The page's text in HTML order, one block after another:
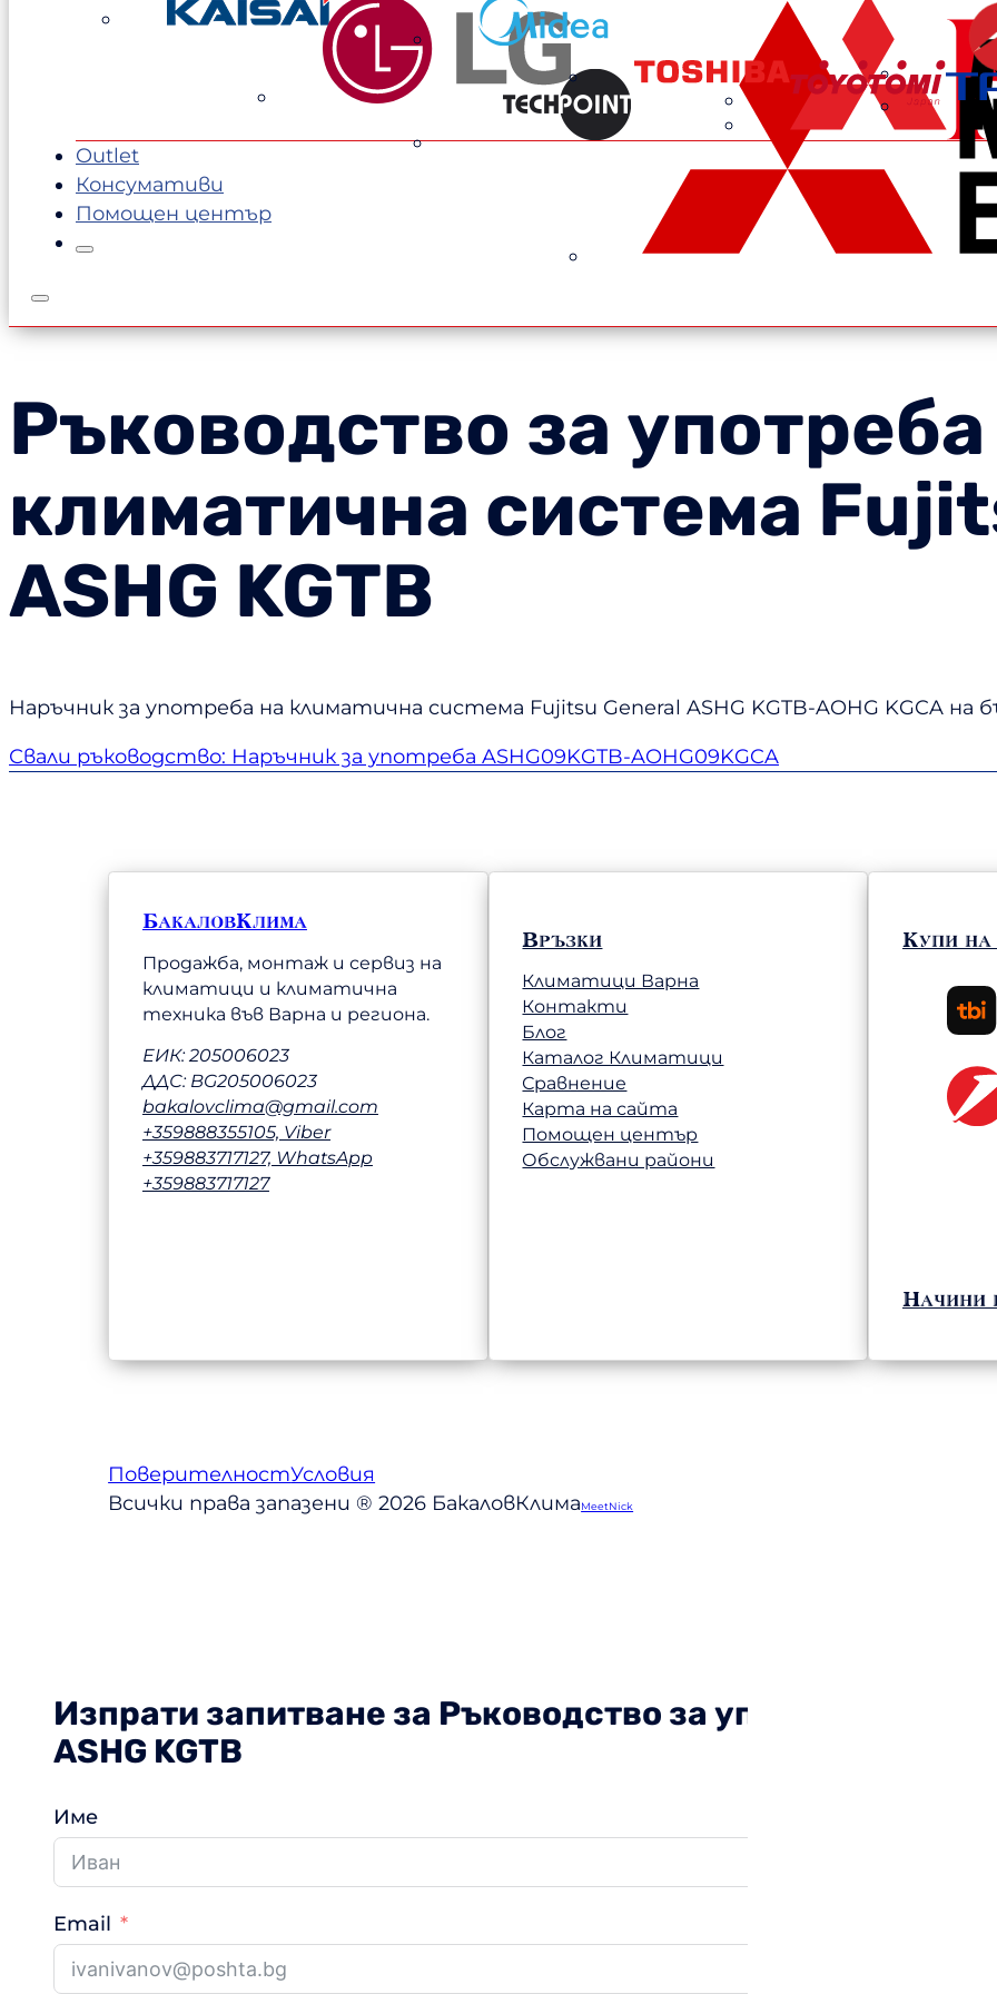
750,00 €.
720,00 €.
Outlet
Консумативи
Помощен център
Ръководство за
климатична система
ASHG KGTB
Наръчник за употреба на климатична система Fujitsu General ASHG KGTB-AOHG KGCA на
Свали ръководство: Наръчник за употреба ASHG09KGTB-AOHG09KGCA
БакаловКлима
Продажба, монтаж и сервиз на
климатици и климатична
техника във Варна и региона.
ЕИК: 205006023
ДДС: BG205006023
bakalovclima@gmail.com
+359888355105, Viber
+359883717127, WhatsApp
+359883717127
Връзки
Климатици Варна
Контакти
Блог
Каталог Климатици
Сравнение
Карта на сайта
Помощен център
Обслужвани райони
Купи
Начини
ПоверителностУсловия
Всички права запазени ® 2026 БакаловКлимаMeetNick
Изпрати запитване за Ръководство за употреба на
ASHG KGTB
Име
Email